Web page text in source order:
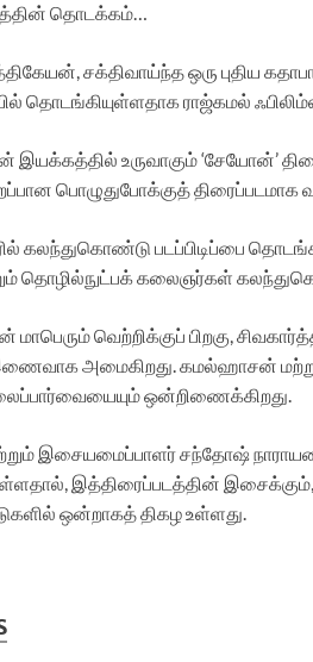
தொடக்கம்…
சக்திவாய்ந்த ஒரு புதிய
தொடங்கியுள்ளதாக ராஜ்கமல்
இயக்கத்தில் உருவாகும் ‘சேயோன்’
பொழுதுபோக்குத் திரைப்படமாக
கலந்துகொண்டு படப்பிடிப்பை
தொழில்நுட்பக் கலைஞர்கள்
மாபெரும் வெற்றிக்குப் பிறகு,
அமைகிறது. கமல்ஹாசன்
ஒன்றிணைக்கிறது.
இசையமைப்பாளர் சந்தோஷ்
இத்திரைப்படத்தின்
ஒன்றாகத் திகழ உள்ளது.